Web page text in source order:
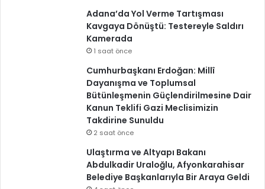
Adana’da Yol Verme Tartışması
Kavgaya Dönüştü: Testereyle Saldırı
Kamerada
1 saat önce
Cumhurbaşkanı Erdoğan: Millî
Dayanışma ve Toplumsal
Bütünleşmenin Güçlendirilmesine Dair
Kanun Teklifi Gazi Meclisimizin
Takdirine Sunuldu
2 saat önce
Ulaştırma ve Altyapı Bakanı
Abdulkadir Uraloğlu, Afyonkarahisar
Belediye Başkanlarıyla Bir Araya Geldi